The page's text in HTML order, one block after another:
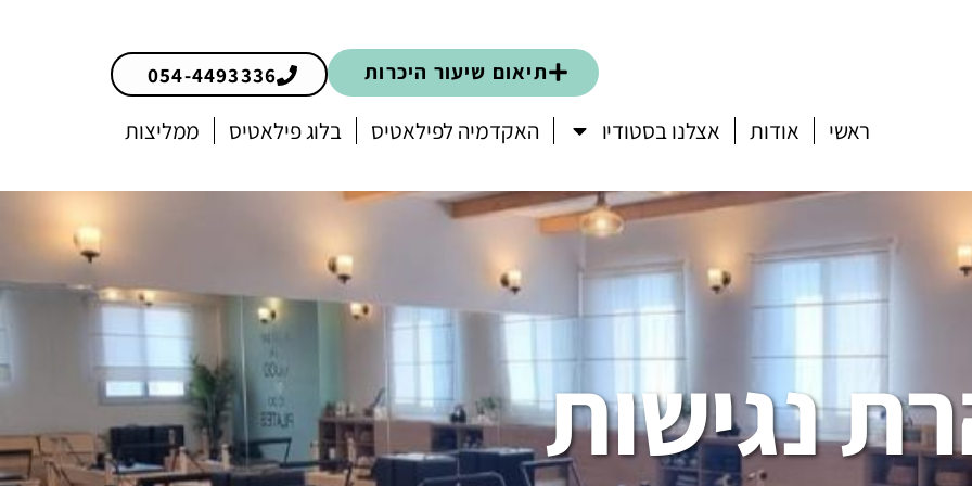
ראשי אודות אצלנו בסטודיו האקדמיה לפילאטיס בלוג פילאטיס ממליצות
תיאום שיעור היכרות 054-4493336
נגישות